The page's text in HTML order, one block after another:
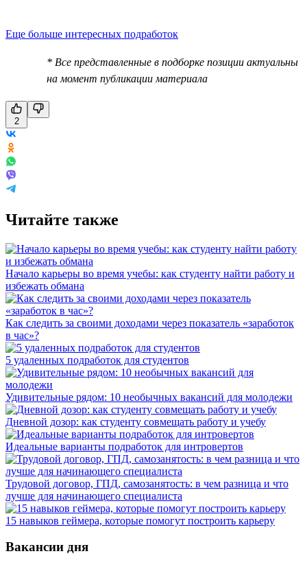
Еще больше интересных подработок
* Все представленные в подборке позиции актуальны
на момент публикации материала
2
Читайте также
Начало карьеры во время учебы: как студенту найти работу и
избежать обмана
Как следить за своими доходами через показатель «заработок
в час»?
5 удаленных подработок для студентов
Удивительные рядом: 10 необычных вакансий для молодежи
Дневной дозор: как студенту совмещать работу и учебу
Идеальные варианты подработок для интровертов
Трудовой договор, ГПД, самозанятость: в чем разница и что
лучше для начинающего специалиста
15 навыков геймера, которые помогут построить карьеру
Вакансии дня